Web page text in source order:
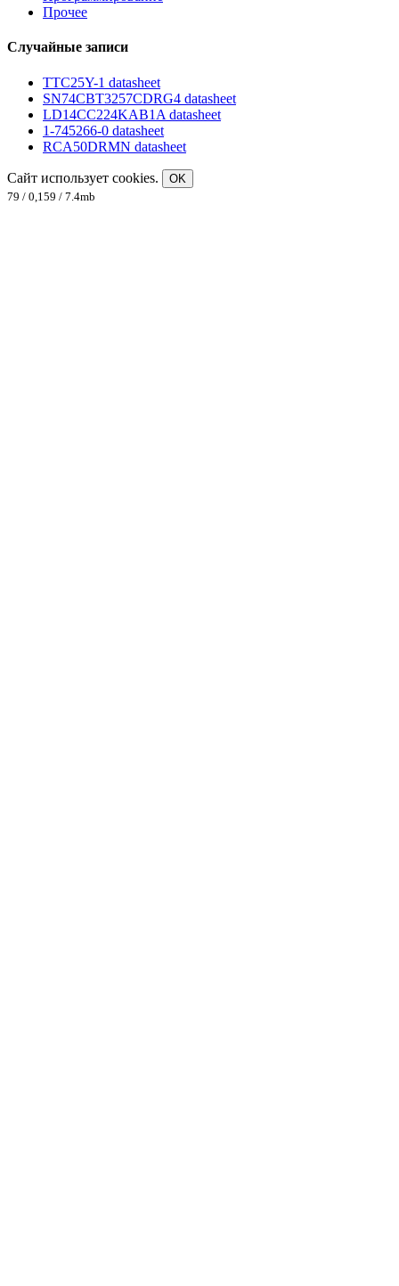
Прочее
Случайные записи
TTC25Y-1 datasheet
SN74CBT3257CDRG4 datasheet
LD14CC224KAB1A datasheet
1-745266-0 datasheet
RCA50DRMN datasheet
Сайт использует cookies.
OK
79 / 0,159 / 7.4mb